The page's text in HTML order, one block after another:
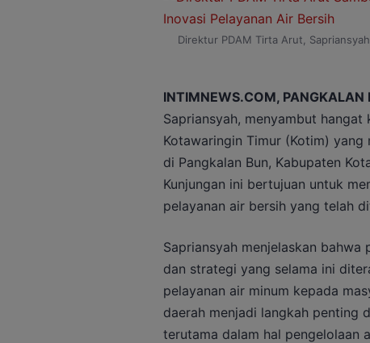
Direktur PDAM Tirta Arut,
INTIMNEWS.COM, PANGKALAN
Sapriansyah, menyambut hangat
Kotawaringin Timur (Kotim)
di Pangkalan Bun, Kabupaten
Kunjungan ini bertujuan untuk
pelayanan air bersih yang telah
Sapriansyah menjelaskan
dan strategi yang selama ini
pelayanan air minum kepada
daerah menjadi langkah penting
terutama dalam hal pengelolaan